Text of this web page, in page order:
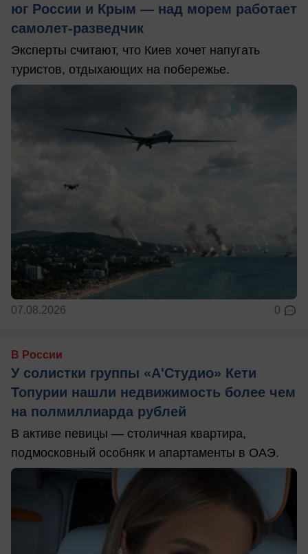
юг России и Крым — над морем работает
самолет-разведчик
Эксперты считают, что Киев хочет напугать
туристов, отдыхающих на побережье.
07.08.2026 0
В России
У солистки группы «А'Студио» Кети
Топурии нашли недвижимость более чем
на полмиллиарда рублей
В активе певицы — столичная квартира,
подмосковный особняк и апартаменты в ОАЭ.